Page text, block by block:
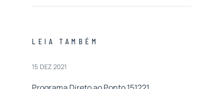
LEIA TAMBÉM
15 DEZ 2021